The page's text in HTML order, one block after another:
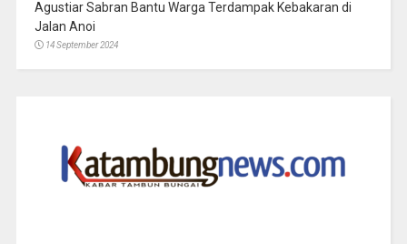
Agustiar Sabran Bantu Warga Terdampak Kebakaran di
Jalan Anoi
14 September 2024